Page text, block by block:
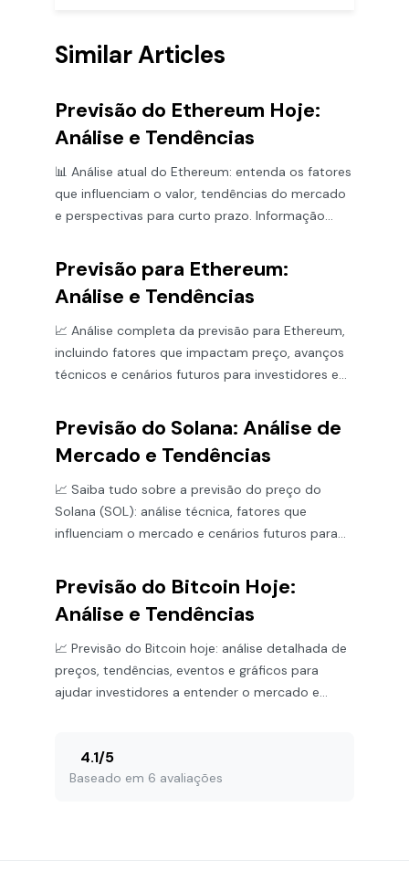
Similar Articles
Previsão do Ethereum Hoje:
Análise e Tendências
📊 Análise atual do Ethereum: entenda os fatores
que influenciam o valor, tendências do mercado
e perspectivas para curto prazo. Informação
Previsão para Ethereum:
Análise e Tendências
📈 Análise completa da previsão para Ethereum,
incluindo fatores que impactam preço, avanços
técnicos e cenários futuros para investidores e
Previsão do Solana: Análise de
Mercado e Tendências
📈 Saiba tudo sobre a previsão do preço do
Solana (SOL): análise técnica, fatores que
influenciam o mercado e cenários futuros para
Previsão do Bitcoin Hoje:
Análise e Tendências
📈 Previsão do Bitcoin hoje: análise detalhada de
preços, tendências, eventos e gráficos para
ajudar investidores a entender o mercado e
4.1/5
Baseado em 6 avaliações